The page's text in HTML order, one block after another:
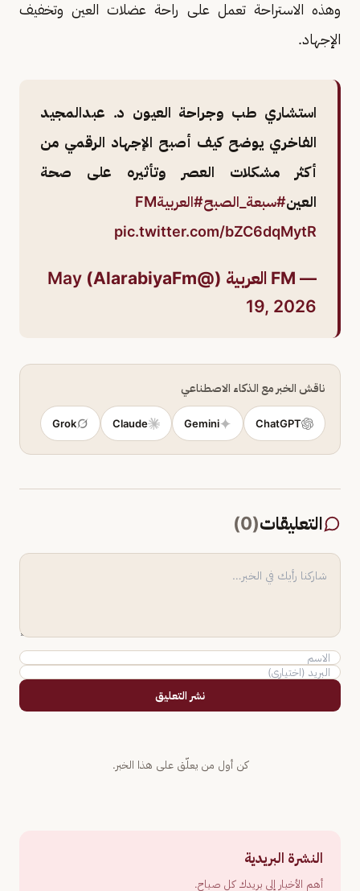
وهذه الاستراحة تعمل على راحة عضلات العين وتخفيف
الإجهاد.
استشاري طب وجراحة العيون د. عبدالمجيد
الفاخري يوضح كيف أصبح الإجهاد الرقمي من
أكثر مشكلات العصر وتأثيره على صحة
العين#سبعة_الصبح#العربيةFM
pic.twitter.com/bZC6dqMytR
— FM العربية (@AlarabiyaFm)
May
19, 2026
ناقش الخبر مع الذكاء الاصطناعي
ChatGPT
Gemini
Claude
Grok
التعليقات(
0
)
نشر التعليق
كن أول من يعلّق على هذا الخبر.
النشرة البريدية
أهم الأخبار إلى بريدك كل صباح.